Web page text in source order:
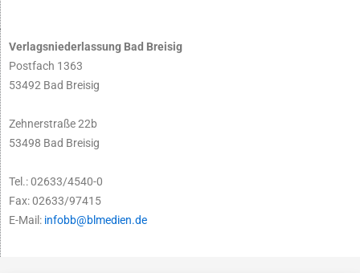
Verlagsniederlassung Bad Breisig
Postfach 1363
53492 Bad Breisig
Zehnerstraße 22b
53498 Bad Breisig
Tel.: 02633/4540-0
Fax: 02633/97415
E-Mail: infobb@blmedien.de